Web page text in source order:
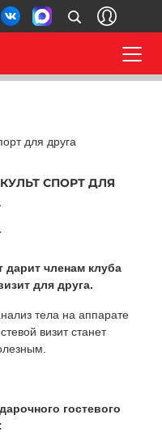
для друга
СПОРТ ДЛЯ
дарит членам клуба
для друга.
тела на аппарате
визит станет
гостевого